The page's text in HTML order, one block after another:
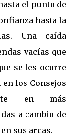
el punto de
hasta la
Una caída
vacías que
se les ocurre
los Consejos
en más
a cambio de
sus arcas.